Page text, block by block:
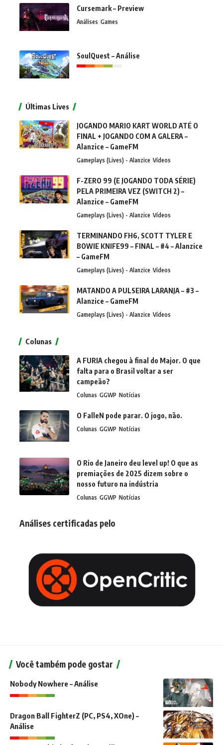
Cursemark – Preview
Análises Games
SoulQuest – Análise
Últimas Lives
JOGANDO MARIO KART WORLD ATÉ O
FINAL + JOGANDO COM A GALERA –
Alanzice – GameFM
Gameplays (Lives) - Alanzice Vídeos
F-ZERO 99 (E JOGANDO TODA SÉRIE)
PELA PRIMEIRA VEZ (SWITCH 2) –
Alanzice – GameFM
Gameplays (Lives) - Alanzice Vídeos
TERMINANDO FH6, SCOTT TYLER E
BOWIE KNIFE99 – FINAL – #4 – Alanzice
– GameFM
Gameplays (Lives) - Alanzice Vídeos
MATANDO A PULSEIRA LARANJA – #3 –
Alanzice – GameFM
Gameplays (Lives) - Alanzice Vídeos
Colunas
A FURIA chegou à final do Major. O que
falta para o Brasil voltar a ser
campeão?
Colunas GGWP Notícias
O FalleN pode parar. O jogo, não.
Colunas GGWP Notícias
O Rio de Janeiro deu level up! O que as
premiações de 2025 dizem sobre o
nosso futuro na indústria
Colunas GGWP Notícias
Análises certificadas pelo
Você também pode gostar
Nobody Nowhere – Análise
Dragon Ball FighterZ (PC, PS4, XOne) –
Análise